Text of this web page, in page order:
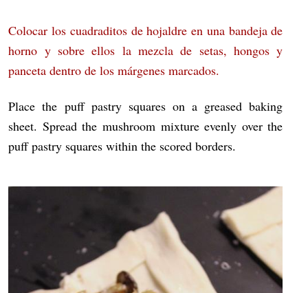
Colocar los cuadraditos de hojaldre en una bandeja de
horno y sobre ellos la mezcla de setas, hongos y
panceta dentro de los márgenes marcados.
Place the puff pastry squares on a greased baking
sheet. Spread the mushroom mixture evenly over the
puff pastry squares within the scored borders.